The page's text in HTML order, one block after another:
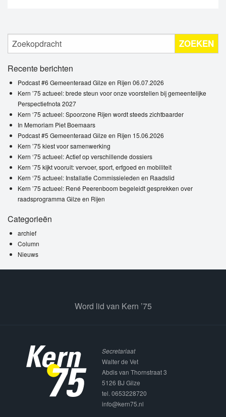
ZOEKEN
Recente berichten
Podcast #6 Gemeenteraad Gilze en Rijen 06.07.2026
Kern ’75 actueel: brede steun voor onze voorstellen bij gemeentelijke
Perspectiefnota 2027
Kern ‘75 actueel: Spoorzone Rijen wordt steeds zichtbaarder
In Memoriam Piet Boemaars
Podcast #5 Gemeenteraad Gilze en Rijen 15.06.2026
Kern ’75 kiest voor samenwerking
Kern ‘75 actueel: Actief op verschillende dossiers
Kern ’75 kijkt vooruit: vervoer, sport, erfgoed en mobiliteit
Kern ‘75 actueel: Installatie Commissieleden en Raadslid
Kern ’75 actueel: René Peerenboom begeleidt gesprekken over
raadsprogramma Gilze en Rijen
Categorieën
archief
Column
Nieuws
Word lid van Kern ’75
Secretariaat
Walter de Vet
Abdis van Thornstraat 3
5126 BJ Gilze
tel. 0653228720
info@kern75.nl